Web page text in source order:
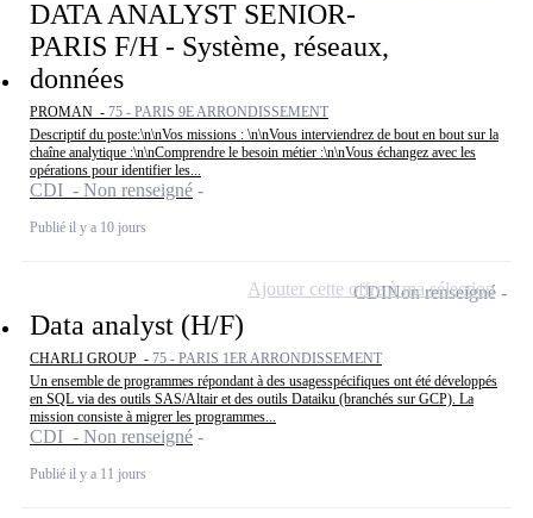
DATA ANALYST SENIOR-
PARIS F/H - Système, réseaux,
données
PROMAN - 75 - PARIS 9E ARRONDISSEMENT
Descriptif du poste:\n\nVos missions : \n\nVous interviendrez de bout en bout sur la
chaîne analytique :\n\nComprendre le besoin métier :\n\nVous échangez avec les
opérations pour identifier les...
CDI - Non renseigné
Publié il y a 10 jours
Data analyst (H/F)
CHARLI GROUP - 75 - PARIS 1ER ARRONDISSEMENT
Un ensemble de programmes répondant à des usagesspécifiques ont été développés
en SQL via des outils SAS/Altair et des outils Dataiku (branchés sur GCP). La
mission consiste à migrer les programmes...
CDI - Non renseigné
Publié il y a 11 jours
CDINon renseigné
Ajouter cette offre à ma sélection